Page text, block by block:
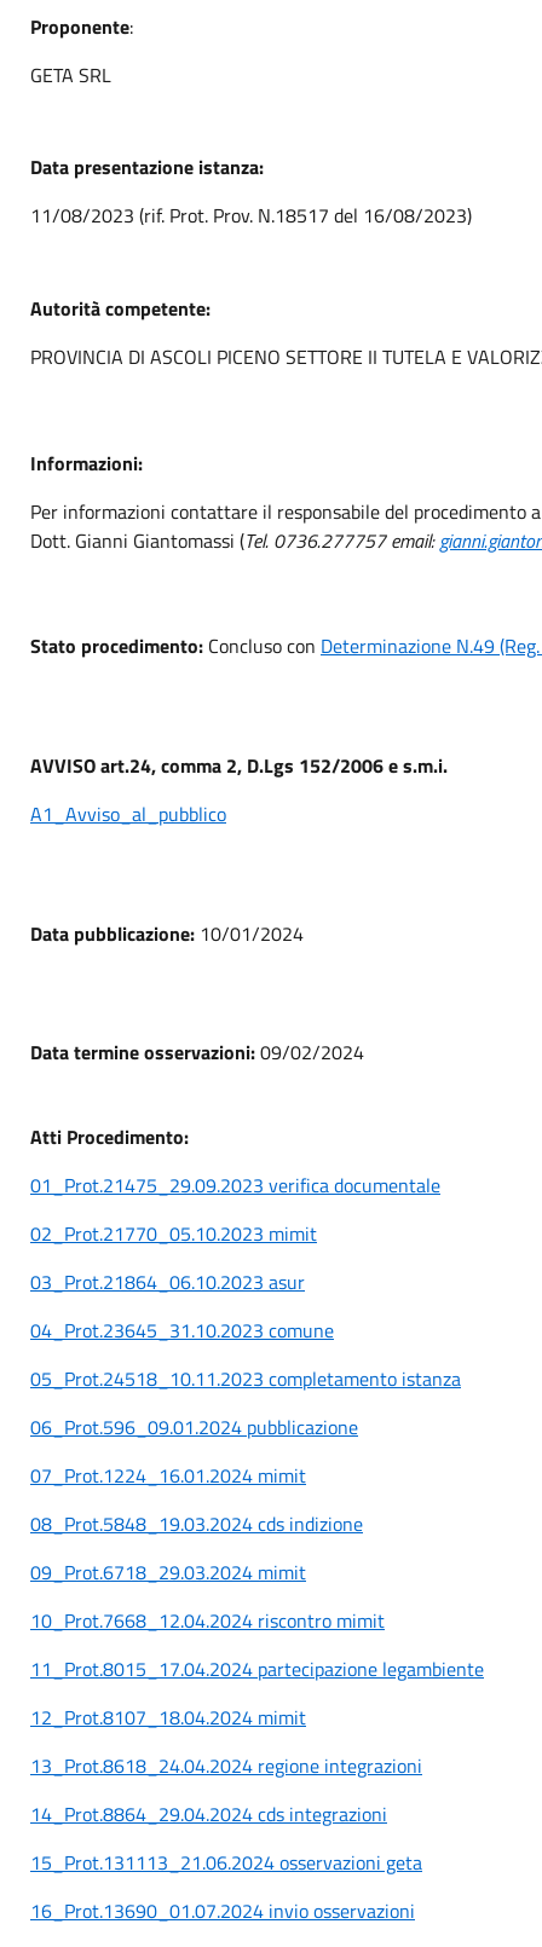
Proponente:
GETA SRL
Data presentazione istanza:
11/08/2023 (rif. Prot. Prov. N.18517 del 16/08/2023)
Autorità competente:
PROVINCIA DI ASCOLI PICENO SETTORE II TUTELA E
Informazioni:
Per informazioni contattare il responsabile del procedimento
Dott. Gianni Giantomassi (Tel. 0736.277757email:
Stato procedimento: Concluso con Determinazione N.49
AVVISO art.24, comma 2, D.Lgs 152/2006 e s.m.i.
A1_Avviso_al_pubblico
Data pubblicazione: 10/01/2024
Data termine osservazioni:09/02/2024
Atti Procedimento:
01_Prot.21475_29.09.2023 verifica documentale
02_Prot.21770_05.10.2023 mimit
03_Prot.21864_06.10.2023 asur
04_Prot.23645_31.10.2023 comune
05_Prot.24518_10.11.2023 completamento istanza
06_Prot.596_09.01.2024 pubblicazione
07_Prot.1224_16.01.2024 mimit
08_Prot.5848_19.03.2024 cds indizione
09_Prot.6718_29.03.2024 mimit
10_Prot.7668_12.04.2024 riscontro mimit
11_Prot.8015_17.04.2024 partecipazione legambiente
12_Prot.8107_18.04.2024 mimit
13_Prot.8618_24.04.2024 regione integrazioni
14_Prot.8864_29.04.2024 cds integrazioni
15_Prot.131113_21.06.2024 osservazioni geta
16_Prot.13690_01.07.2024 invio osservazioni